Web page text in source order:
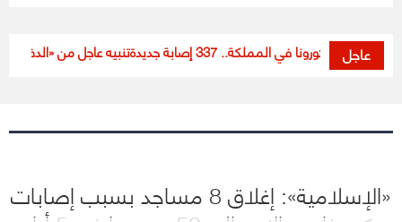
عاجل
مستجدات كورونا في المملكة.. 337 إصابة جديدة تنبيه عاجل من «الدفاع
«الإسلامية»: إغلاق 8 مساجد بسبب إصابات